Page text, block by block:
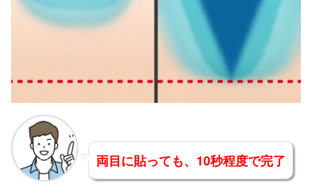
両目に貼っても、10秒程度で完了